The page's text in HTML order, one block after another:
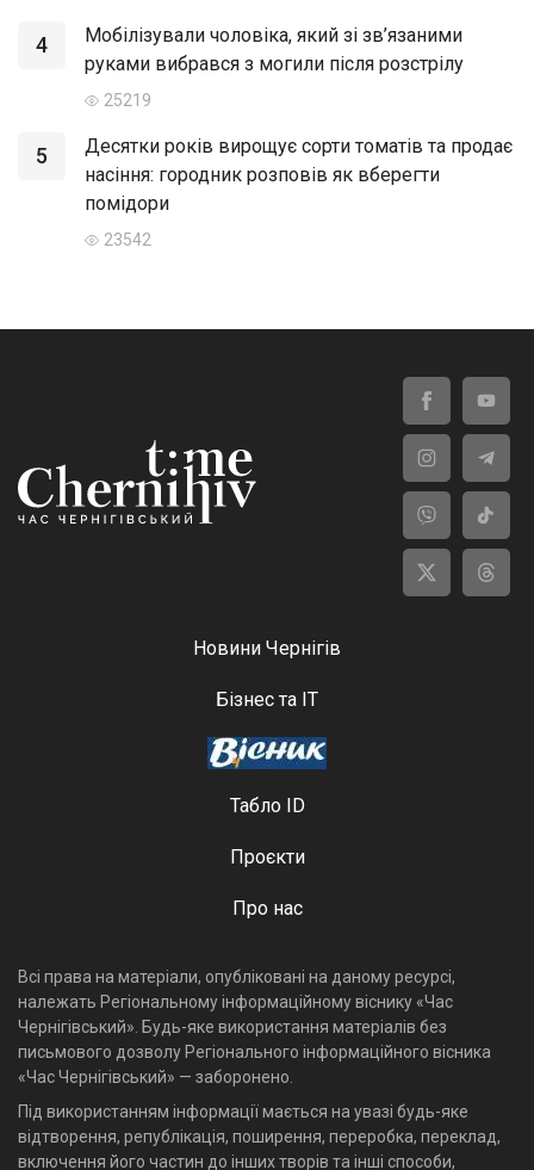
4
Мобілізували чоловіка, який зі зв’язаними
руками вибрався з могили після розстрілу
25219
5
Десятки років вирощує сорти томатів та продає
насіння: городник розповів як вберегти
помідори
23542
Новини Чернігів
Бізнес та ІТ
Табло ID
Проєкти
Про нас
Всі права на матеріали, опубліковані на даному ресурсі,
належать Регіональному інформаційному віснику «Час
Чернігівський». Будь-яке використання матеріалів без
письмового дозволу Регіонального інформаційного вісника
«Час Чернігівський» — заборонено.
Під використанням інформації мається на увазі будь-яке
відтворення, републікація, поширення, переробка, переклад,
включення його частин до інших творів та інші способи,